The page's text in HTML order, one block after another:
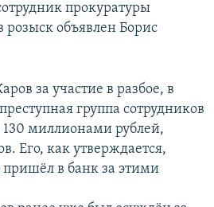
прокуратуры
объявлен Борис
за участие в разбое, в
группа сотрудников
130 миллионами рублей,
Его, как утверждается,
в банк за этими